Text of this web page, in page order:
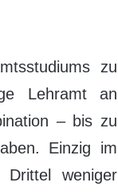
zu
Lehramt an
– bis zu
Einzig im
weniger